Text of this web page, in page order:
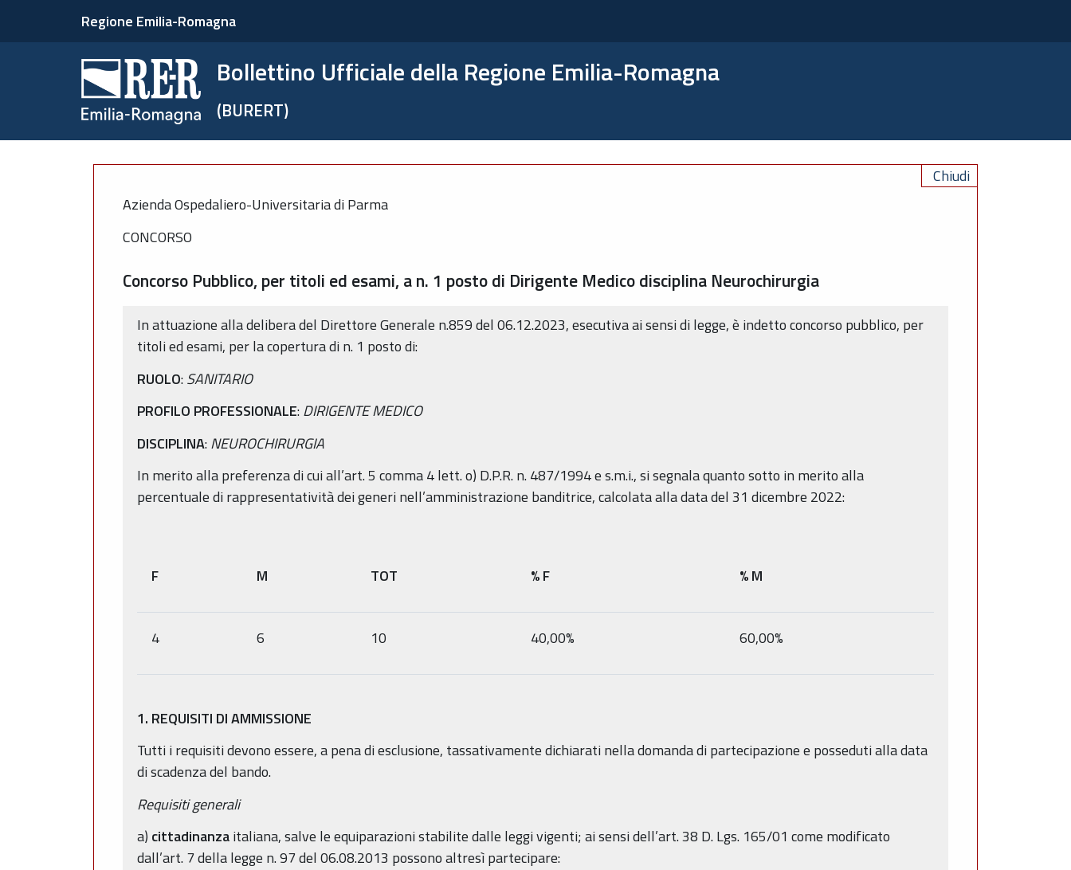
Regione Emilia-Romagna
Bollettino Ufficiale della Regione Emilia-Romagna
(BURERT)
Chiudi
Azienda Ospedaliero-Universitaria di Parma
CONCORSO
Concorso Pubblico, per titoli ed esami, a n. 1 posto di Dirigente Medico disciplina Neurochirurgia
In attuazione alla delibera del Direttore Generale n.859 del 06.12.2023, esecutiva ai sensi di legge, è indetto concorso pubblico, per
titoli ed esami, per la copertura di n. 1 posto di:
RUOLO:SANITARIO
PROFILO PROFESSIONALE:DIRIGENTE MEDICO
DISCIPLINA:NEUROCHIRURGIA
In merito alla preferenza di cui all’art. 5 comma 4 lett. o) D.P.R. n. 487/1994 e s.m.i., si segnala quanto sotto in merito alla
percentuale di rappresentatività dei generi nell’amministrazione banditrice, calcolata alla data del 31 dicembre 2022:
F M TOT % F % M
4 6 10 40,00% 60,00%
1. REQUISITI DI AMMISSIONE
Tutti i requisiti devono essere, a pena di esclusione, tassativamente dichiarati nella domanda di partecipazione e posseduti alla data
di scadenza del bando.
Requisiti generali
a) cittadinanzaitaliana, salve le equiparazioni stabilite dalle leggi vigenti; ai sensi dell’art. 38 D. Lgs. 165/01 come modificato
dall’art. 7 della legge n. 97 del 06.08.2013 possono altresì partecipare: